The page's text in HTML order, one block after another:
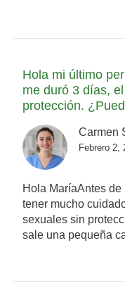
Hola mi último
me duró 3 días,
protección.
Carmen
Febrero 2,
Hola MaríaAntes
tener mucho
sexuales sin
sale una pequeña